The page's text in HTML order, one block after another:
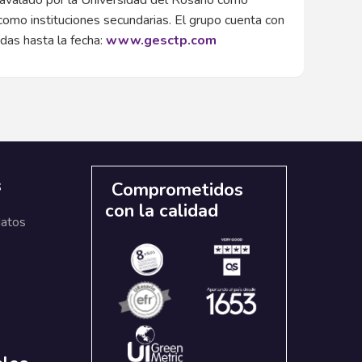
instituciones secundarias. El grupo cuenta con
hasta la fecha: www.gesctp.com
Comprometidos
con la calidad